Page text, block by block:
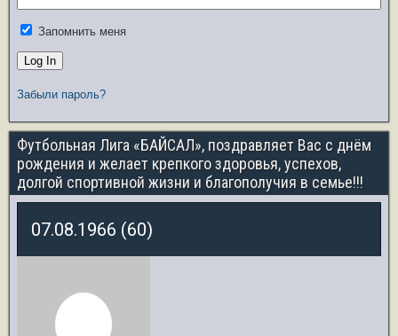
Запомнить меня
Забыли пароль?
Футбольная Лига «БАЙСАЛ», поздравляет Вас с днём
рождения и желает крепкого здоровья, успехов,
долгой спортивной жизни и благополучия в семье!!!
07.08.1966 (60)